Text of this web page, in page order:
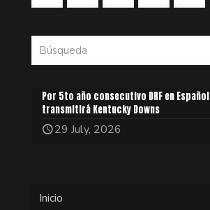
Por 5to año consecutivo DRF en Español
transmitirá Kentucky Downs
29 July, 2026
Inicio